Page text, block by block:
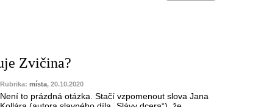
Zvičina?
Rubrika: místa, 20.10.2020
Není to prázdná otázka. Stačí vzpomenout slova Jana